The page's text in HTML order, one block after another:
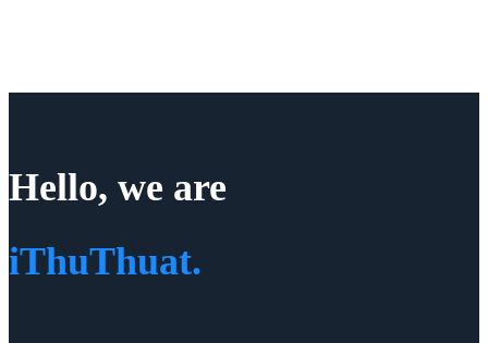
Hello, we are
iThuThuat.